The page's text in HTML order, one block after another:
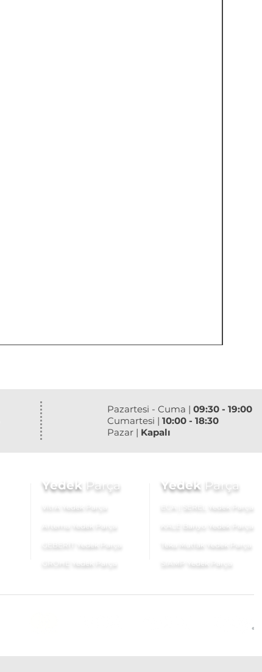
Pazartesi - Cuma | 09:30 - 19:00
Cumartesi | 10:00 - 18:30
Pazar | Kapalı
Yedek Parça
VitrA Yedek Parça
Artema Yedek Parça
GEBERİT Yedek Parça
GROHE Yedek Parça
Yedek Parça
ECA | SEREL Yedek Parça
KALE Banyo Yedek Parça
Teka Mutfak Yedek Parça
SIAMP Yedek Parça